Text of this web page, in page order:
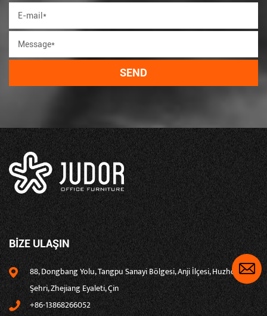
BIZE ULAŞIN
88, Dongbang Yolu, Tangpu Sanayi Bölgesi, Anji İlçesi, Huzhou
Şehri, Zhejiang Eyaleti, Çin
+86-13868266052